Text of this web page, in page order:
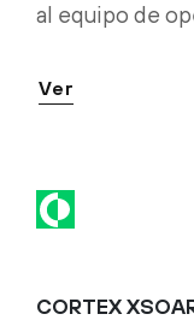
al equipo de
Ver
CORTEX